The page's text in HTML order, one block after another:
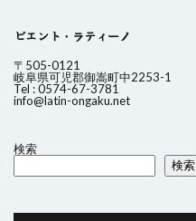
ビエント・ラティーノ
〒505-0121
岐阜県可児郡御嵩町中2253-1
Tel : 0574-67-3781
info@latin-ongaku.net
検索
検索